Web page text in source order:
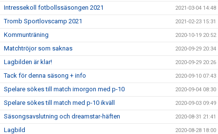
Intressekoll fotbollssäsongen 2021 2021-03-04 14:48
Tromb Sportlovscamp 2021 2021-02-23 15:31
Kommunträning 2020-10-19 20:52
Matchtröjor som saknas 2020-09-29 20:34
Lagbilden är klar! 2020-09-29 20:26
Tack för denna säsong + info 2020-09-10 07:43
Spelare sökes till match imorgon med p-10 2020-09-04 08:30
Spelare sökes till match med p-10 ikväll 2020-09-03 09:49
Säsongsavslutning och dreamstar-häften 2020-08-31 21:41
Lagbild 2020-08-28 18:00